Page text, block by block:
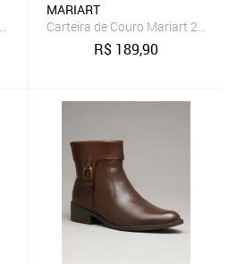
Tucano
MARIART
Carteira de Couro Mariart 250N
R$ 189,90